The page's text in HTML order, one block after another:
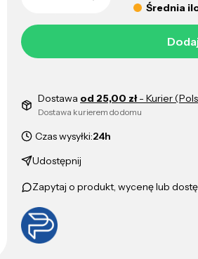
Średnia
Dostawa od 25,00 zł- Kurier
Dostawa kurierem do domu
Czas wysyłki:24h
Udostępnij
Zapytaj o produkt, wycenę lub